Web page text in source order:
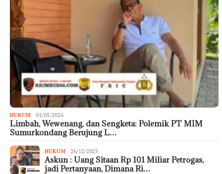
HUKUM 01/05/2026
Limbah, Wewenang, dan Sengketa: Polemik PT MIM
Sumurkondang Berujung L…
HUKUM 26/12/2025
Askun : Uang Sitaan Rp 101 Miliar Petrogas,
jadi Pertanyaan, Dimana Ri…